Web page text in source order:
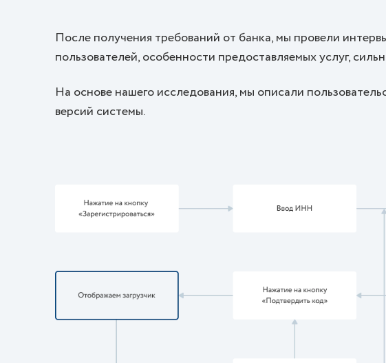
После получения требований от банка, мы провели
пользователей, особенности предоставляемых услуг,
На основе нашего исследования, мы описали
версий системы.